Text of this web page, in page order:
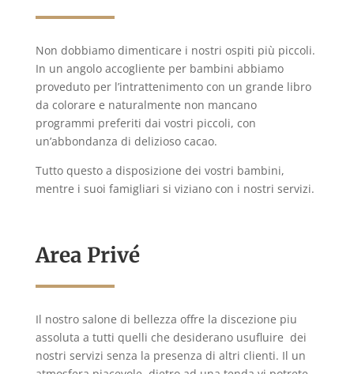
Non dobbiamo dimenticare i nostri ospiti più piccoli.
In un angolo accogliente per bambini abbiamo
proveduto per l’intrattenimento con un grande libro
da colorare e naturalmente non mancano
programmi preferiti dai vostri piccoli, con
un’abbondanza di delizioso cacao.
Tutto questo a disposizione dei vostri bambini,
mentre i suoi famigliari si viziano con i nostri servizi.
Area Privé
Il nostro salone di bellezza offre la discezione piu
assoluta a tutti quelli che desiderano usufluire dei
nostri servizi senza la presenza di altri clienti. Il un